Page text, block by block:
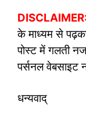
के माध्यम से
पोस्ट में गलती
पर्सनल वेबसाइट
धन्यवाद्